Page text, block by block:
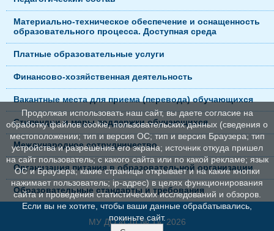
Материально-техническое обеспечение и оснащенность
образовательного процесса. Доступная среда
Платные образовательные услуги
Финансово-хозяйственная деятельность
Вакантные места для приема (перевода) обучающихся
Стипендии и меры поддержки обучающихся
Международное сотрудничество
Организация питания в образовательной организации
Образовательные стандарты и требования
МУ ДО «СШ № 1», 2026
Продолжая использовать наш сайт, вы даете согласие на
обработку файлов cookie, пользовательских данных (сведения о
местоположении; тип и версия ОС; тип и версия Браузера; тип
устройства и разрешение его экрана; источник откуда пришел
на сайт пользователь; с какого сайта или по какой рекламе; язык
ОС и Браузера; какие страницы открывает и на какие кнопки
нажимает пользователь; ip-адрес) в целях функционирования
сайта и проведения статистических исследований и обзоров.
Если вы не хотите, чтобы ваши данные обрабатывались,
покиньте сайт.